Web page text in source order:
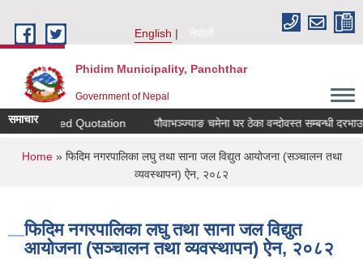
English
नेपाली
Phidim Municipality, Panchthar
Government of Nepal
समाचार
for Sealed Quotation पौवाभञ्ज्याङ चमेना घर ठेका वन्दोवस्त सम्बन्धी
You are here
Home» फिदिम नगरपालिका लघु तथा साना जल विद्युत आयोजना (सञ्चालन तथा
व्यवस्थापन) ऐन, २०८२
फिदिम नगरपालिका लघु तथा साना जल विद्युत
आयोजना (सञ्चालन तथा व्यवस्थापन) ऐन, २०८२